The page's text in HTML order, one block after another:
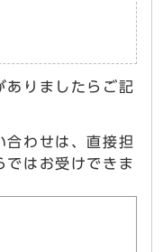
ありましたらご記
合わせは、直接担
ではお受けできま